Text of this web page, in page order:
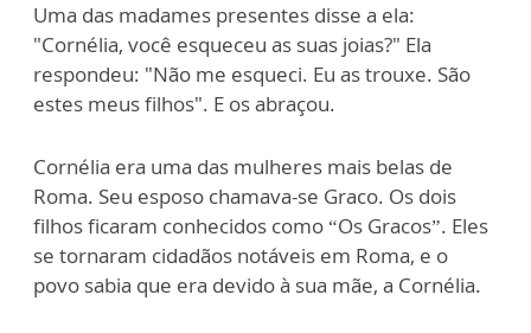
Uma das madames presentes disse a ela:
"Cornélia, você esqueceu as suas joias?" Ela
respondeu: "Não me esqueci. Eu as trouxe. São
estes meus filhos". E os abraçou.
Cornélia era uma das mulheres mais belas de
Roma. Seu esposo chamava-se Graco. Os dois
filhos ficaram conhecidos como “Os Gracos”. Eles
se tornaram cidadãos notáveis em Roma, e o
povo sabia que era devido à sua mãe, a Cornélia.